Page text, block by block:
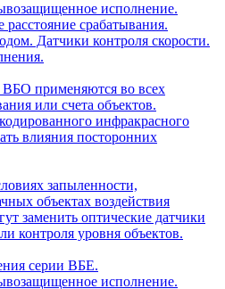
исполнение.
срабатывания.
Датчики контроля скорости.
применяются во всех
или счета объектов.
инфракрасного
влияния посторонних
запыленности,
объектах воздействия
заменить оптические датчики
контроля уровня объектов.
серии ВБЕ.
исполнение.